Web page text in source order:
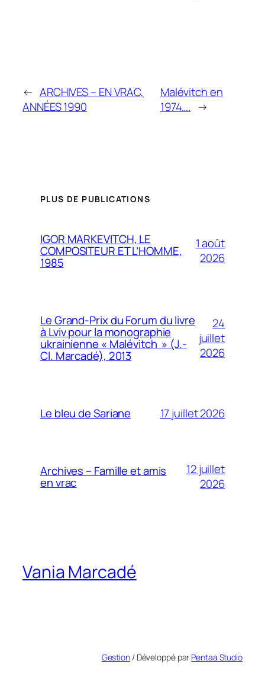
← ARCHIVES – EN VRAC,
ANNÉES 1990
Malévitch en
1974…. →
PLUS DE PUBLICATIONS
IGOR MARKEVITCH, LE
COMPOSITEUR ET L’HOMME,
1985
1 août
2026
Le Grand-Prix du Forum du livre
à Lviv pour la monographie
ukrainienne « Malévitch » (J.-
Cl. Marcadé), 2013
24
juillet
2026
Le bleu de Sariane 17 juillet 2026
Archives – Famille et amis
en vrac
12 juillet
2026
Vania Marcadé
Gestion/ Développé par Pentaa Studio